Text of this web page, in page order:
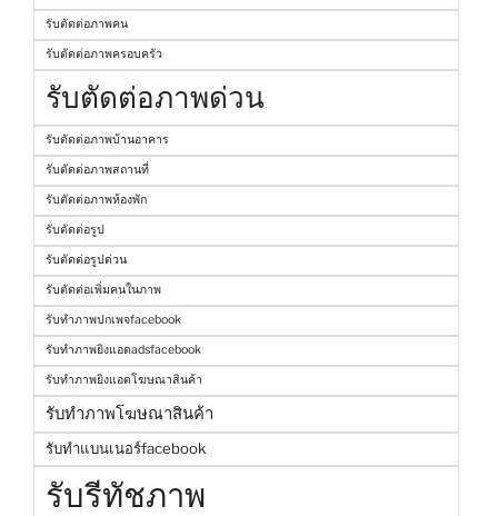
รับตัดต่อภาพคน
รับตัดต่อภาพครอบครัว
รับตัดต่อภาพด่วน
รับตัดต่อภาพบ้านอาคาร
รับตัดต่อภาพสถานที่
รับตัดต่อภาพห้องพัก
รับตัดต่อรูป
รับตัดต่อรูปด่วน
รับตัดต่อเพิ่มคนในภาพ
รับทำภาพปกเพจfacebook
รับทำภาพยิงแอดadsfacebook
รับทำภาพยิงแอดโฆษณาสินค้า
รับทำภาพโฆษณาสินค้า
รับทำแบนเนอร์facebook
รับรีทัชภาพ